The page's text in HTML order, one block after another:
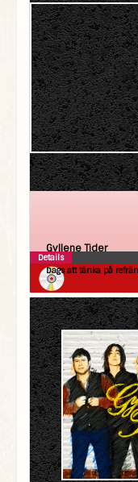
Gyllene Tider
Dags att tänka på
Details